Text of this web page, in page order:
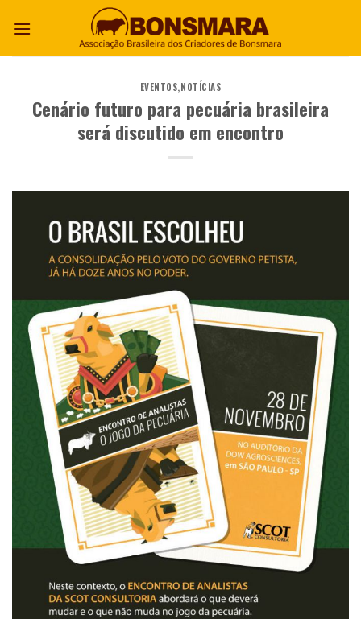
EVENTOS,NOTÍCIAS
Cenário futuro para pecuária brasileira
será discutido em encontro